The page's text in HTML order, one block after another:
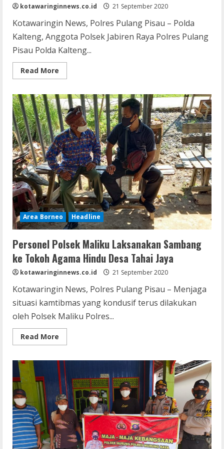
kotawaringinnews.co.id 21 September 2020
Kotawaringin News, Polres Pulang Pisau – Polda
Kalteng, Anggota Polsek Jabiren Raya Polres Pulang
Pisau Polda Kalteng...
Read More
more
Polsek
Jabiren
Raya
Sambangi
Tokoh
Masyarakat
Desa
Sakakajang
Area Borneo Headline
Personel Polsek Maliku Laksanakan Sambang
ke Tokoh Agama Hindu Desa Tahai Jaya
kotawaringinnews.co.id 21 September 2020
Kotawaringin News, Polres Pulang Pisau – Menjaga
situasi kamtibmas yang kondusif terus dilakukan
oleh Polsek Maliku Polres...
Read More
more
Polsek
Maliku
Laksanakan
Sambang
ke
Tokoh
Agama
Hindu
Desa
Tahai
Jaya